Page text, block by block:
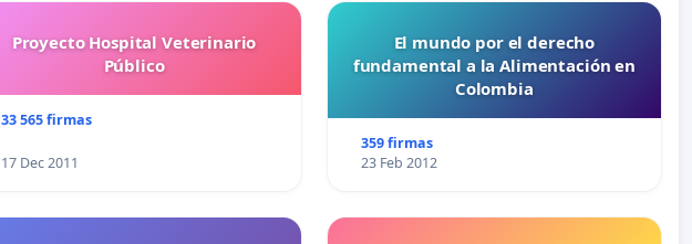
Proyecto Hospital Veterinario
Público
33 565 firmas
17 Dec 2011
El mundo por el derecho
fundamental a la Alimentación en
Colombia
359 firmas
23 Feb 2012